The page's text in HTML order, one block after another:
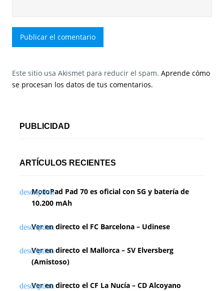
Este sitio usa Akismet para reducir el spam. Aprende cómo
se procesan los datos de tus comentarios.
PUBLICIDAD
ARTÍCULOS RECIENTES
MotoPad Pad 70 es oficial con 5G y batería de
10.200 mAh
Ver en directo el FC Barcelona – Udinese
Ver en directo el Mallorca – SV Elversberg
(Amistoso)
Ver en directo el CF La Nucía – CD Alcoyano